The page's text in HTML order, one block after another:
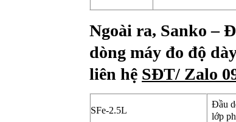
Ngoài ra, Sanko –
dòng máy đo độ
liên hệ SĐT/ Zalo
SFe-2.5L
Đầu
lớp